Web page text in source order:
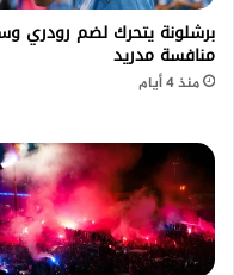
برشلونة يتحرك لضم رودري
منافسة مدريد
منذ 4 أيام